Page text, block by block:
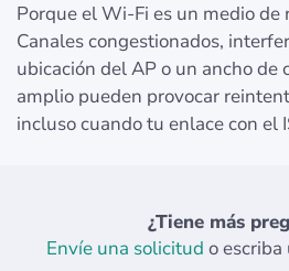
Porque el Wi‑Fi es un medio de
Canales congestionados,
ubicación del AP o un ancho de
amplio pueden provocar
incluso cuando tu enlace con el
¿Tiene más
Envíe una solicitud o escriba